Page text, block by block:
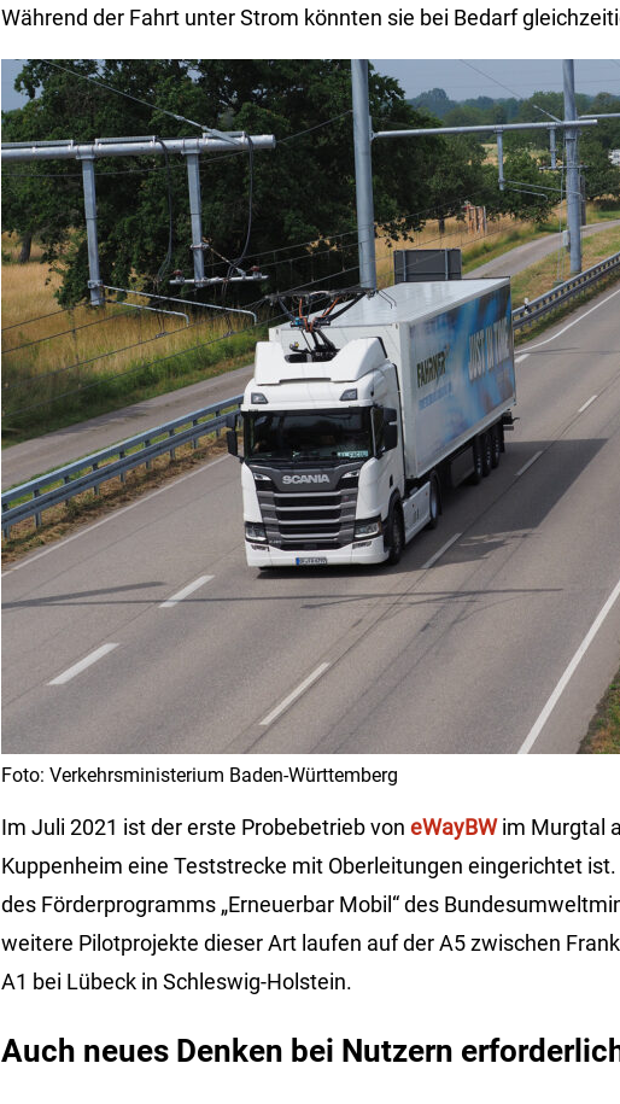
Während der Fahrt unter Strom könnten sie bei Bedarf
Foto: Verkehrsministerium Baden-Württemberg
Im Juli 2021 ist der erste Probebetrieb von eWayBW im Murgtal
Kuppenheim eine Teststrecke mit Oberleitungen eingerichtet
des Förderprogramms „Erneuerbar Mobil“ des
weitere Pilotprojekte dieser Art laufen auf der A5 zwischen
A1 bei Lübeck in Schleswig-Holstein.
Auch neues Denken bei Nutzern